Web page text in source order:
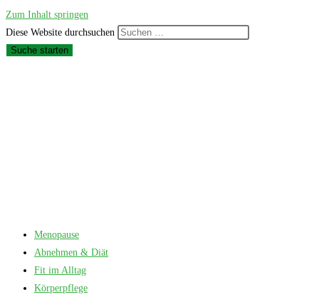
Zum Inhalt springen
Diese Website durchsuchen
Suche starten
Menopause
Abnehmen & Diät
Fit im Alltag
Körperpflege